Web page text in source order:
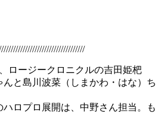
ロージークロニクルの吉田姫杷
んと島川波菜（しまかわ・はな）ち
ロプロ展開は、中野さん担当。も